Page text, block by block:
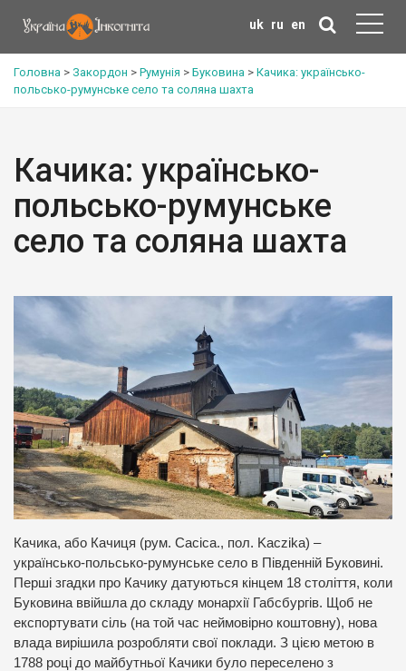
uk ru en
Головна > Закордон > Румунія > Буковина > Качика: українсько-
польсько-румунське село та соляна шахта
Качика: українсько-
польсько-румунське
село та соляна шахта
Качика, або Качиця (рум. Cacica., пол. Kaczika) –
українсько-польсько-румунське село в Південній Буковині.
Перші згадки про Качику датуються кінцем 18 століття, коли
Буковина ввійшла до складу монархії Габсбургів. Щоб не
експортувати сіль (на той час неймовірно коштовну), нова
влада вирішила розробляти свої поклади. З цією метою в
1788 році до майбутньої Качики було переселено з